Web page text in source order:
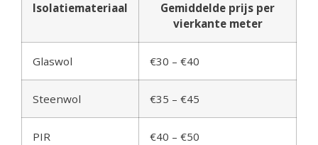
Isolatiemateriaal
Gemiddelde prijs per
vierkante meter
Glaswol €30 – €40
Steenwol €35 – €45
PIR €40 – €50